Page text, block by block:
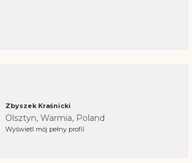
Zbyszek Kraśnicki
Olsztyn, Warmia, Poland
Wyświetl mój pełny profil